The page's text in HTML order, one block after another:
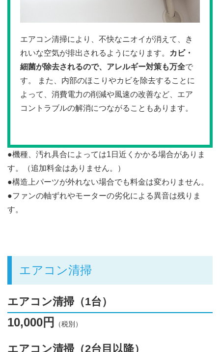
エアコン清掃により、不快なニオイが消えて、き
れいな空気が排出されるようになります。
カビ・
細菌が除去されるので、アレルギー対策も万全で
す。 また、内部のほこりやカビを除去することに
よって、消費電力の削減や風速の改善など、エア
コントラブルの解消につながることもあります。
●機種、汚れ具合によっては1日近くかかる場合がありま
す。（追加料金はありません。）
●構造上パーツが外れない場合でも料金は変わりません。
●ファンの軸ずれやモーターの劣化による異音は残りま
す。
エアコン清掃
エアコン清掃（1台）
10,000円 （税別）
エアコン清掃（2台目以降）